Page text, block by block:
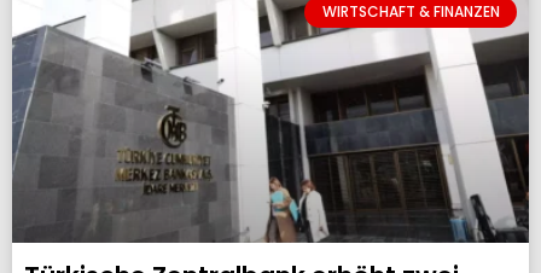
WIRTSCHAFT & FINANZEN